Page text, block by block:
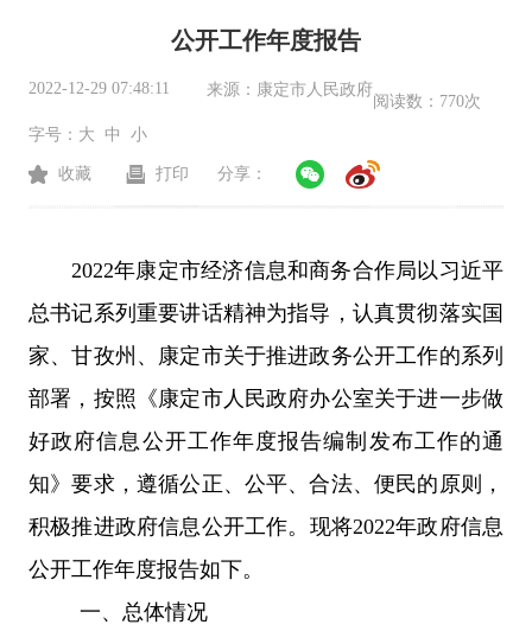
公开工作年度报告
2022-12-29 07:48:11 来源： 康定市人民政府
阅读数： 770次
字号： 大 中 小
收藏 打印 分享：
2022年康定市经济信息和商务合作局以习近平
总书记系列重要讲话精神为指导，认真贯彻落实国
家、甘孜州、康定市关于推进政务公开工作的系列
部署，按照《康定市人民政府办公室关于进一步做
好政府信息公开工作年度报告编制发布工作的通
知》要求，遵循公正、公平、合法、便民的原则，
积极推进政府信息公开工作。现将2022年政府信息
公开工作年度报告如下。
一、总体情况